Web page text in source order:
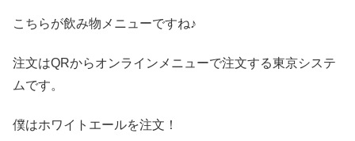
こちらが飲み物メニューですね♪
注文はQRからオンラインメニューで注文する東京システ
ムです。
僕はホワイトエールを注文！